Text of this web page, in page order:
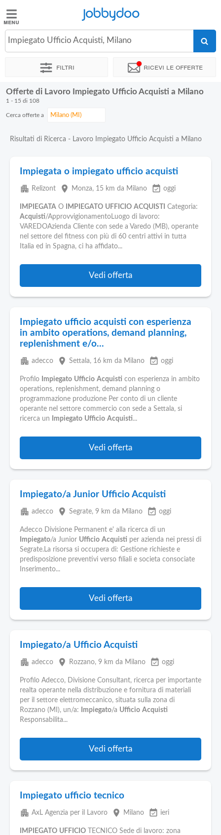
Jobbydoo
Offerte
Stipendi
professioni
Blog
Pubblica
Offerte
Area
Jobbydoo
Impiegato Ufficio Acquisti, Milano
Filtri Ricevi le offerte
Offerte di Lavoro Impiegato Ufficio Acquisti a Milano
1 - 15 di 108
Cerca offerte a
Risultati di Ricerca - Lavoro Impiegato Ufficio Acquisti a Milano
Impiegata o impiegato ufficio acquisti
apartment Relizont place Monza, 15 km da Milano event_available oggi
IMPIEGATA O IMPIEGATO UFFICIO ACQUISTI
Categoria:
Acquisti/ApprovvigionamentoLuogo di lavoro:
VAREDOAzienda Cliente con sede a Varedo (MB), operante
nel settore del fitness con più di 60 centri attivi in tutta
Italia ed in Spagna, ci ha affidato...
Vedi offerta
Impiegato ufficio acquisti con esperienza
in ambito operations, demand planning,
replenishment e/o...
apartment adecco place Settala, 16 km da Milano event_available oggi
Profilo Impiegato Ufficio Acquisti con esperienza in ambito
operations, replenishment, demand planning o
programmazione produzione Per conto di un cliente
operante nel settore commercio con sede a Settala, si
ricerca un
Impiegato Ufficio Acquisti...
Vedi offerta
Impiegato/a Junior Ufficio Acquisti
apartment adecco place Segrate, 9 km da Milano event_available oggi
Adecco Divisione Permanent e' alla ricerca di un
Impiegato/a Junior Ufficio Acquisti per azienda nei pressi di
Segrate.La risorsa si occupera di: Gestione richieste e
predisposizione preventivi verso filiali e societa consociate
Inserimento...
Vedi offerta
Impiegato/a Ufficio Acquisti
apartment adecco place Rozzano, 9 km da Milano event_available oggi
Profilo Adecco, Divisione Consultant, ricerca per importante
realta operante nella distribuzione e fornitura di materiali
per il settore elettromeccanico, situata sulla zona di
Rozzano (MI), un/a:
Impiegato/a Ufficio Acquisti
Responsabilita...
Vedi offerta
Impiegato ufficio tecnico
apartment AxL Agenzia per il Lavoro place Milano event_available ieri
IMPIEGATO UFFICIO TECNICO Sede di lavoro: zona